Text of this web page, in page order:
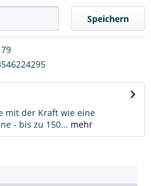
Speichern
mit der Kraft wie eine
- bis zu 150... mehr